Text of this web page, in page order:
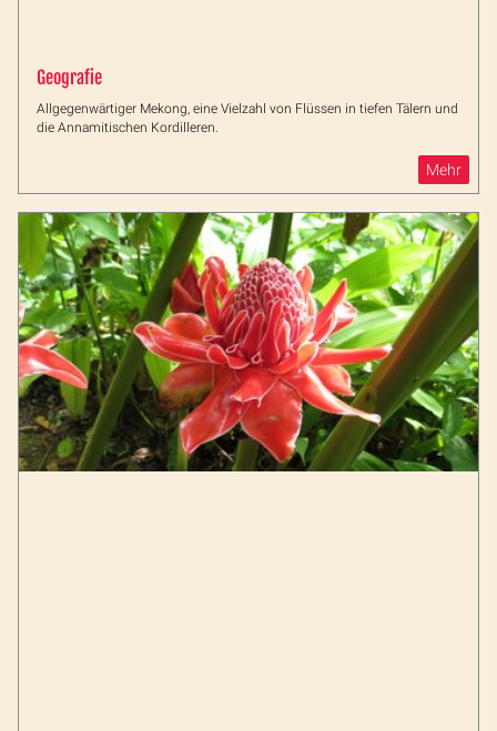
Geografie
Allgegenwärtiger Mekong, eine Vielzahl von Flüssen in tiefen Tälern und
die Annamitischen Kordilleren.
Mehr